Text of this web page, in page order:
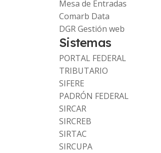
Mesa de Entradas
Comarb Data
DGR Gestión web
Sistemas
PORTAL FEDERAL
TRIBUTARIO
SIFERE
PADRÓN FEDERAL
SIRCAR
SIRCREB
SIRTAC
SIRCUPA